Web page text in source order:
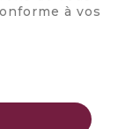
à vos